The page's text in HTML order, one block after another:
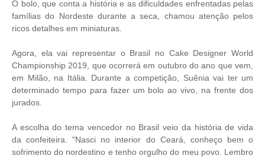
O bolo, que conta a história e as dificuldades enfrentadas pelas
famílias do Nordeste durante a seca, chamou atenção pelos
ricos detalhes em miniaturas.
Agora, ela vai representar o Brasil no Cake Designer World
Championship 2019, que ocorrerá em outubro do ano que vem,
em Milão, na Itália. Durante a competição, Suênia vai ter um
determinado tempo para fazer um bolo ao vivo, na frente dos
jurados.
A escolha do tema vencedor no Brasil veio da história de vida
da confeiteira. "Nasci no interior do Ceará, conheço bem o
sofrimento do nordestino e tenho orgulho do meu povo. Lembro